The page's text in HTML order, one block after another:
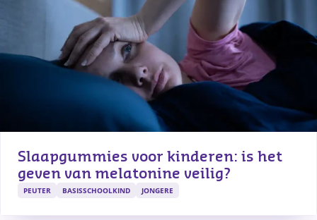
Slaapgummies voor kinderen: is het
geven van melatonine veilig?
PEUTER BASISSCHOOLKIND JONGERE